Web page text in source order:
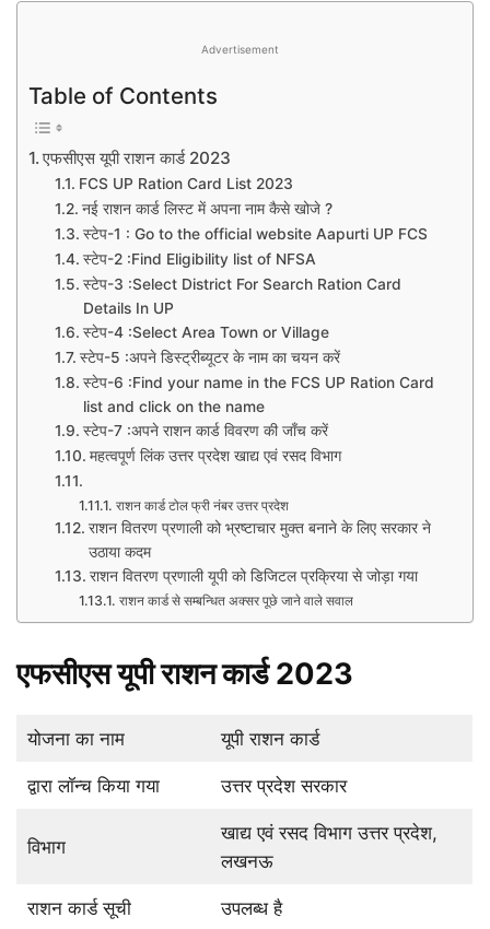
Advertisement
Table of Contents
एफसीएस यूपी राशन कार्ड 2023
FCS UP Ration Card List 2023
नई राशन कार्ड लिस्ट में अपना नाम कैसे खोजे ?
स्टेप-1 : Go to the official website Aapurti UP FCS
स्टेप-2 :Find Eligibility list of NFSA
स्टेप-3 :Select District For Search Ration Card
Details In UP
स्टेप-4 :Select Area Town or Village
स्टेप-5 :अपने डिस्ट्रीब्यूटर के नाम का चयन करें
स्टेप-6 :Find your name in the FCS UP Ration Card
list and click on the name
स्टेप-7 :अपने राशन कार्ड विवरण की जाँच करें
महत्वपूर्ण लिंक उत्तर प्रदेश खाद्य एवं रसद विभाग
राशन कार्ड टोल फ्री नंबर उत्तर प्रदेश
राशन वितरण प्रणाली को भ्रष्‍टाचार मुक्‍त बनाने के लिए सरकार ने
उठाया कदम
राशन वितरण प्रणाली यूपी को डिजिटल प्रक्रिया से जोड़ा गया
राशन कार्ड से सम्बन्धित अक्सर पूछे जाने वाले सवाल
एफसीएस यूपी राशन कार्ड 2023
योजना का नाम यूपी राशन कार्ड
द्वारा लॉन्च किया गया उत्तर प्रदेश सरकार
विभाग
खाद्य एवं रसद विभाग उत्तर प्रदेश,
लखनऊ
राशन कार्ड सूची उपलब्ध है